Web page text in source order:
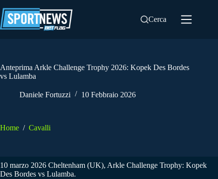
al
contenuto
Cerca
Anteprima Arkle Challenge Trophy 2026: Kopek Des Bordes
vs Lulamba
Daniele Fortuzzi 10 Febbraio 2026
Home / Cavalli
10 marzo 2026 Cheltenham (UK), Arkle Challenge Trophy: Kopek
Des Bordes vs Lulamba.